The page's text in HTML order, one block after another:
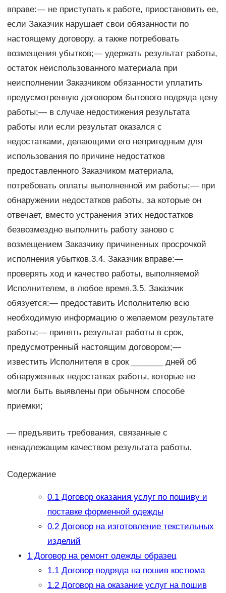
вправе:— не приступать к работе, приостановить ее,
если Заказчик нарушает свои обязанности по
настоящему договору, а также потребовать
возмещения убытков;— удержать результат работы,
остаток неиспользованного материала при
неисполнении Заказчиком обязанности уплатить
предусмотренную договором бытового подряда цену
работы;— в случае недостижения результата
работы или если результат оказался с
недостатками, делающими его непригодным для
использования по причине недостатков
предоставленного Заказчиком материала,
потребовать оплаты выполненной им работы;— при
обнаружении недостатков работы, за которые он
отвечает, вместо устранения этих недостатков
безвозмездно выполнить работу заново с
возмещением Заказчику причиненных просрочкой
исполнения убытков.3.4. Заказчик вправе:—
проверять ход и качество работы, выполняемой
Исполнителем, в любое время.3.5. Заказчик
обязуется:— предоставить Исполнителю всю
необходимую информацию о желаемом результате
работы;— принять результат работы в срок,
предусмотренный настоящим договором;—
известить Исполнителя в срок _______ дней об
обнаруженных недостатках работы, которые не
могли быть выявлены при обычном способе
приемки;
— предъявить требования, связанные с
ненадлежащим качеством результата работы.
Содержание
0.1Договор оказания услуг по пошиву и
поставке форменной одежды
0.2Договор на изготовление текстильных
изделий
1Договор на ремонт одежды образец
1.1Договор подряда на пошив костюма
1.2Договор на оказание услуг на пошив